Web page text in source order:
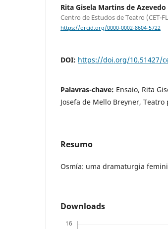
Rita Gisela Martins de Azevedo
Centro de Estudos de Teatro (CET-
https://orcid.org/0000-0002-8604-5722
DOI: https://doi.org/10.51427/
Palavras-chave: Ensaio, Rita
Josefa de Mello Breyner,
Resumo
Osmía: uma dramaturgia
Downloads